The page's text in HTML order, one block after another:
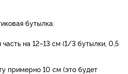
бутылка:
на 12–13 см (1/3 бутылки, 0,5
примерно 10 см (это будет